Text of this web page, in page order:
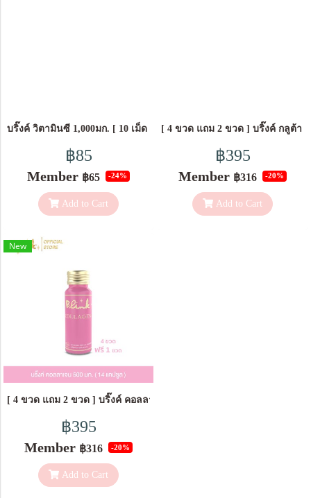
บริ๊งค์ วิตามินซี 1,000มก. [ 10 เม็ด ]
฿85
Member ฿65 -24%
Add to Cart
[ 4 ขวด แถม 2 ขวด ] บริ๊งค์ กลูต้
฿395
Member ฿316 -20%
Add to Cart
New
[ 4 ขวด แถม 2 ขวด ] บริ๊งค์ คอลลาเจน 500มก. ชนิดแคปซูล ผลิตภัณฑ์เ
฿395
Member ฿316 -20%
Add to Cart